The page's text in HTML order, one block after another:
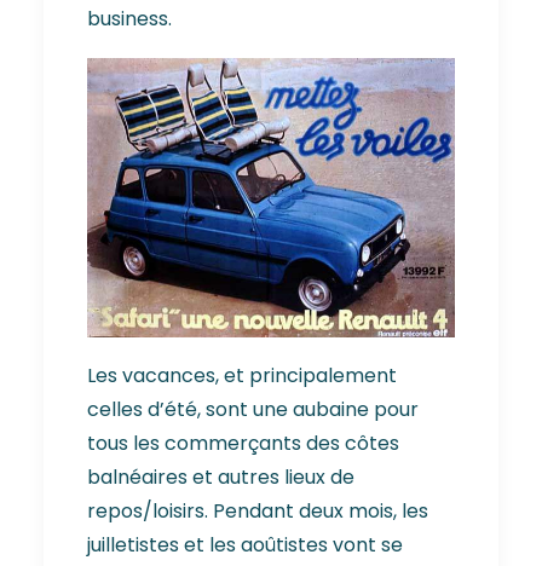
business.
Les vacances, et principalement
celles d’été, sont une aubaine pour
tous les commerçants des côtes
balnéaires et autres lieux de
repos/loisirs. Pendant deux mois, les
juilletistes et les aoûtistes vont se